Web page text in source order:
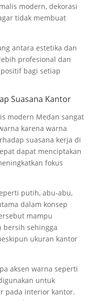
modern, dekorasi
tidak membuat
antara estetika dan
profesional dan
bagi setiap
Suasana Kantor
modern Medan sangat
karena warna
suasana kerja di
dapat menciptakan
fokus
putih, abu-abu,
dalam konsep
mampu
bersih sehingga
ukuran kantor
aksen warna seperti
untuk
pada interior kantor.